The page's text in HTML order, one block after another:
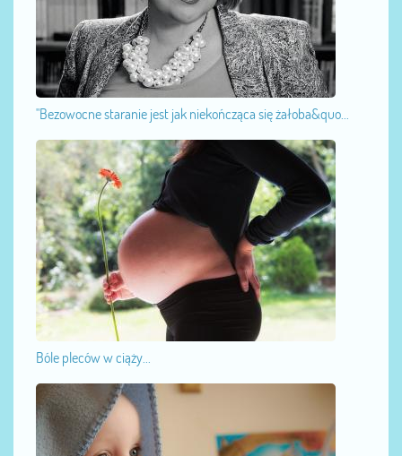
"Bezowocne staranie jest jak niekończąca się żałoba&quo...
Bóle pleców w ciąży...